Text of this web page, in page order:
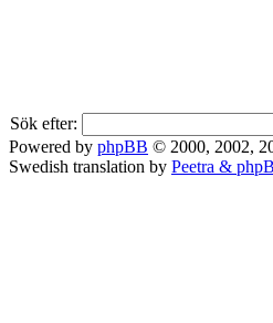
Sök efter:
Powered by phpBB © 2000, 2002,
Swedish translation by Peetra &